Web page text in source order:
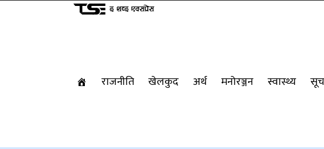
राजनीति खेलकुद अर्थ मनोरञ्जन स्वास्थ्य